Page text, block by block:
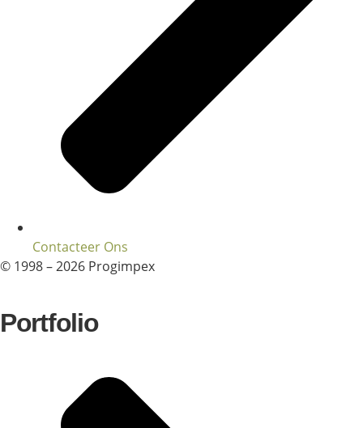
Contacteer Ons
© 1998 – 2026 Progimpex
Portfolio